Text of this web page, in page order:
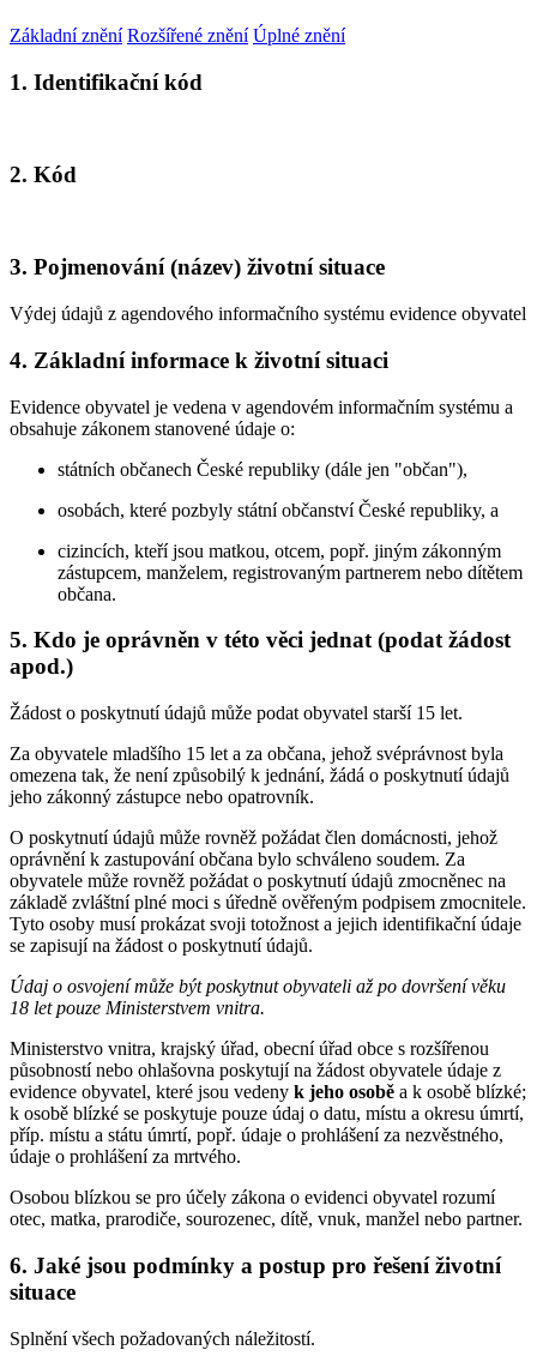
Základní znění Rozšířené znění Úplné znění
1. Identifikační kód
2. Kód
3. Pojmenování (název) životní situace
Výdej údajů z agendového informačního systému evidence obyvatel
4. Základní informace k životní situaci
Evidence obyvatel je vedena v agendovém informačním systému a
obsahuje zákonem stanovené údaje o:
státních občanech České republiky (dále jen "občan"),
osobách, které pozbyly státní občanství České republiky, a
cizincích, kteří jsou matkou, otcem, popř. jiným zákonným
zástupcem, manželem, registrovaným partnerem nebo dítětem
občana.
5. Kdo je oprávněn v této věci jednat (podat žádost
apod.)
Žádost o poskytnutí údajů může podat obyvatel starší 15 let.
Za obyvatele mladšího 15 let a za občana, jehož svéprávnost byla
omezena tak, že není způsobilý k jednání, žádá o poskytnutí údajů
jeho zákonný zástupce nebo opatrovník.
O poskytnutí údajů může rovněž požádat člen domácnosti, jehož
oprávnění k zastupování občana bylo schváleno soudem. Za
obyvatele může rovněž požádat o poskytnutí údajů zmocněnec na
základě zvláštní plné moci s úředně ověřeným podpisem zmocnitele.
Tyto osoby musí prokázat svoji totožnost a jejich identifikační údaje
se zapisují na žádost o poskytnutí údajů.
Údaj o osvojení může být poskytnut obyvateli až po dovršení věku
18 let pouze Ministerstvem vnitra.
Ministerstvo vnitra, krajský úřad, obecní úřad obce s rozšířenou
působností nebo ohlašovna poskytují na žádost obyvatele údaje z
evidence obyvatel, které jsou vedeny k jeho osobě a k osobě blízké;
k osobě blízké se poskytuje pouze údaj o datu, místu a okresu úmrtí,
příp. místu a státu úmrtí, popř. údaje o prohlášení za nezvěstného,
údaje o prohlášení za mrtvého.
Osobou blízkou se pro účely zákona o evidenci obyvatel rozumí
otec, matka, prarodiče, sourozenec, dítě, vnuk, manžel nebo partner.
6. Jaké jsou podmínky a postup pro řešení životní
situace
Splnění všech požadovaných náležitostí.